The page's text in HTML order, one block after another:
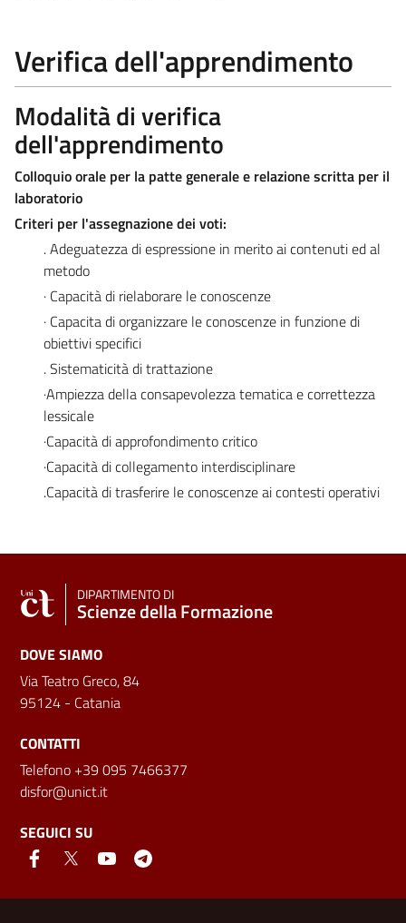
Verifica dell'apprendimento
Modalità di verifica
dell'apprendimento
Colloquio orale per la patte generale e relazione scritta per il
laboratorio
Criteri per l'assegnazione dei voti:
. Adeguatezza di espressione in merito ai contenuti ed al
metodo
· Capacità di rielaborare le conoscenze
· Capacita di organizzare le conoscenze in funzione di
obiettivi specifici
. Sistematicità di trattazione
·Ampiezza della consapevolezza tematica e correttezza
lessicale
·Capacità di approfondimento critico
·Capacità di collegamento interdisciplinare
.Capacità di trasferire le conoscenze ai contesti operativi
DIPARTIMENTO DI
Scienze della Formazione
DOVE SIAMO
Via Teatro Greco, 84
95124 - Catania
CONTATTI
Telefono +39 095 7466377
disfor@unict.it
SEGUICI SU
Link e informazioni utili